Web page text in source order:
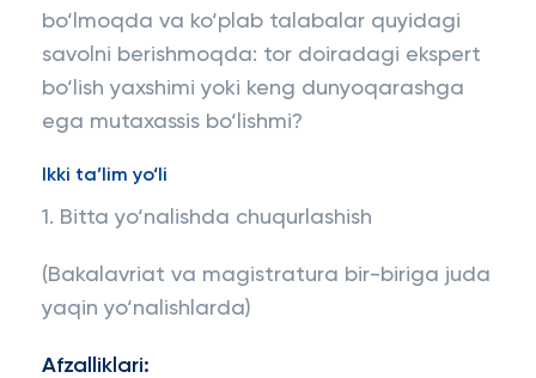
bo‘lmoqda va ko‘plab talabalar quyidagi
savolni berishmoqda: tor doiradagi ekspert
bo‘lish yaxshimi yoki keng dunyoqarashga
ega mutaxassis bo‘lishmi?
Ikki ta’lim yo‘li
1. Bitta yo‘nalishda chuqurlashish
(Bakalavriat va magistratura bir-biriga juda
yaqin yo‘nalishlarda)
Afzalliklari: